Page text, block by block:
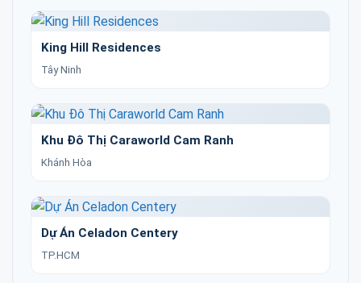
King Hill Residences
Tây Ninh
Khu Đô Thị Caraworld Cam Ranh
Khánh Hòa
Dự Án Celadon Centery
TP.HCM